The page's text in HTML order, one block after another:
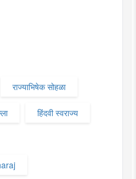
राज्याभिषेक सोहळा
हिंदवी स्वराज्य